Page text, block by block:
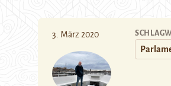
3. März 2020